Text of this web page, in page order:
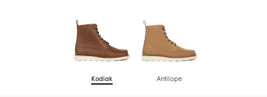
Kodiak Antilope